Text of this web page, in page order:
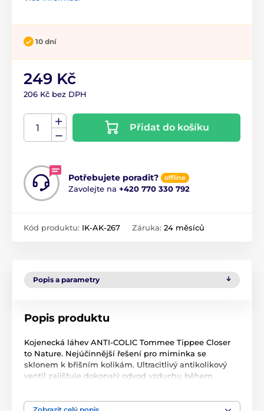
10 dní
249 Kč
206 Kč bez DPH
Přidat do košíku
Potřebujete poradit? offline
Zavolejte na +420 770 330 792
Kód produktu: IK-AK-267 Záruka: 24 měsíců
Popis a parametry
Popis produktu
Kojenecká láhev ANTI-COLIC Tommee Tippee Closer
to Nature. Nejúčinnější řešení pro miminka se
sklonem k břišním kolikám. Ultracitlivý antikolikový
ventil zajišťuje dokonalý odvod vzduchu během